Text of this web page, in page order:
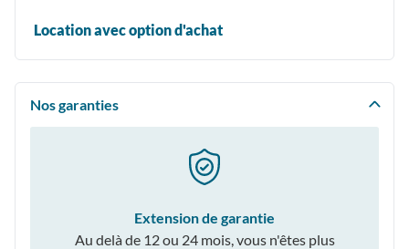
Location avec option d'achat
Nos garanties
Extension de garantie
Au delà de 12 ou 24 mois, vous n'êtes plus